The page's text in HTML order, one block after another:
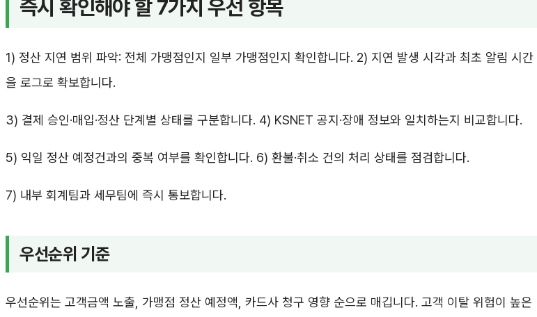
즉시 확인해야 할 7가지 우선 항목
1) 정산 지연 범위 파악: 전체 가맹점인지 일부 가맹점인지 확인합니다. 2) 지연 발생 시각과 최초 알림 시간
을 로그로 확보합니다.
3) 결제 승인·매입·정산 단계별 상태를 구분합니다. 4) KSNET 공지·장애 정보와 일치하는지 비교합니다.
5) 익일 정산 예정건과의 중복 여부를 확인합니다. 6) 환불·취소 건의 처리 상태를 점검합니다.
7) 내부 회계팀과 세무팀에 즉시 통보합니다.
우선순위 기준
우선순위는 고객금액 노출, 가맹점 정산 예정액, 카드사 청구 영향 순으로 매깁니다. 고객 이탈 위험이 높은